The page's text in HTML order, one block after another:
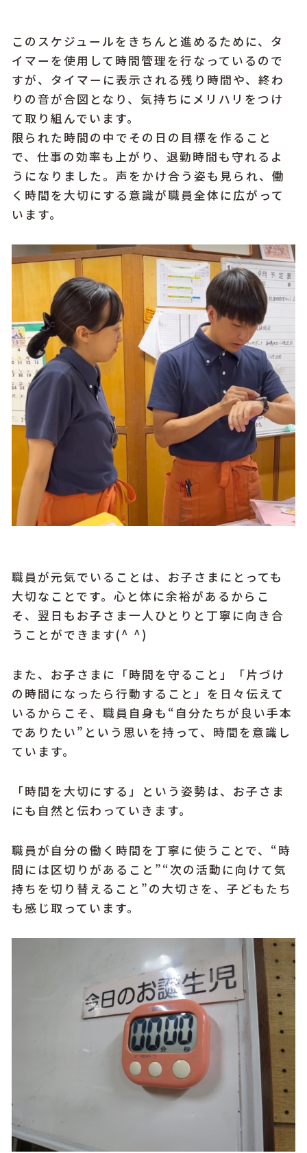
このスケジュールをきちんと進めるために、タ
イマーを使用して時間管理を行なっているので
すが、タイマーに表示される残り時間や、終わ
りの音が合図となり、気持ちにメリハリをつけ
て取り組んでいます。
限られた時間の中でその日の目標を作ること
で、仕事の効率も上がり、退勤時間も守れるよ
うになりました。声をかけ合う姿も見られ、働
く時間を大切にする意識が職員全体に広がって
います。
職員が元気でいることは、お子さまにとっても
大切なことです。心と体に余裕があるからこ
そ、翌日もお子さま一人ひとりと丁寧に向き合
うことができます(^ ^)
また、お子さまに「時間を守ること」「片づけ
の時間になったら行動すること」を日々伝えて
いるからこそ、職員自身も“自分たちが良い手本
でありたい”という思いを持って、時間を意識し
ています。
「時間を大切にする」という姿勢は、お子さま
にも自然と伝わっていきます。
職員が自分の働く時間を丁寧に使うことで、“時
間には区切りがあること”“次の活動に向けて気
持ちを切り替えること”の大切さを、子どもたち
も感じ取っています。